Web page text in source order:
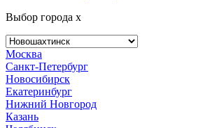
Выбор города x
Москва
Санкт-Петербург
Новосибирск
Екатеринбург
Нижний Новгород
Казань